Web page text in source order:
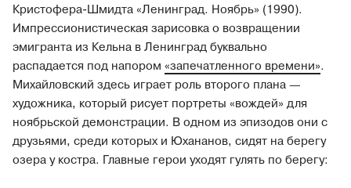
Кристофера-Шмидта «Ленинград. Ноябрь» (1990).
Импрессионистическая зарисовка о возвращении
эмигранта из Кельна в Ленинград буквально
распадается под напором «запечатленного времени».
Михайловский здесь играет роль второго плана —
художника, который рисует портреты «вождей» для
ноябрьской демонстрации. В одном из эпизодов они с
друзьями, среди которых и Юхананов, сидят на берегу
озера у костра. Главные герои уходят гулять по берегу: